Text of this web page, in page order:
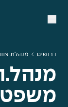
דרושים מנהלת